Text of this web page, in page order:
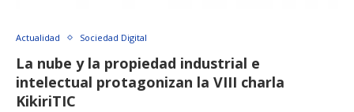
Actualidad Sociedad Digital
La nube y la propiedad industrial e
intelectual protagonizan la VIII charla
KikiriTIC